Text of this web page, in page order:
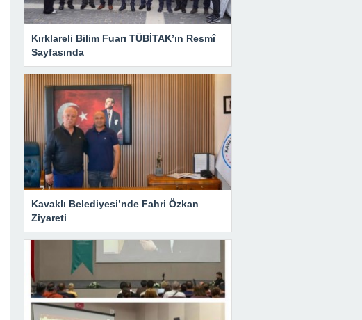
Kırklareli Bilim Fuarı TÜBİTAK’ın Resmî
Sayfasında
Kavaklı Belediyesi’nde Fahri Özkan
Ziyareti